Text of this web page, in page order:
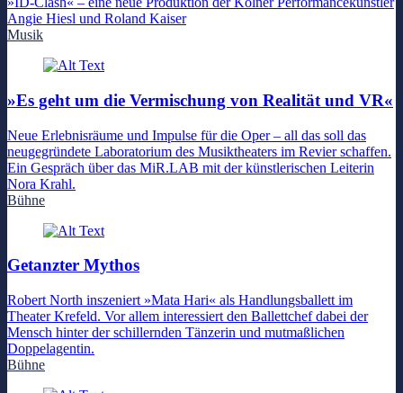
Angie Hiesl und Roland Kaiser
Musik
»Es geht um die Vermischung von Realität und VR«
Neue Erlebnisräume und Impulse für die Oper – all das soll das
neugegründete Laboratorium des Musiktheaters im Revier schaffen.
Ein Gespräch über das MiR.LAB mit der künstlerischen Leiterin
Nora Krahl.
Bühne
Getanzter Mythos
Robert North inszeniert »Mata Hari« als Handlungsballett im
Theater Krefeld. Vor allem interessiert den Ballettchef dabei der
Mensch hinter der schillernden Tänzerin und mutmaßlichen
Doppelagentin.
Bühne